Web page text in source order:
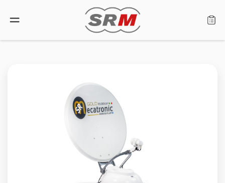
Home
Prodotti
Cerca rivenditore